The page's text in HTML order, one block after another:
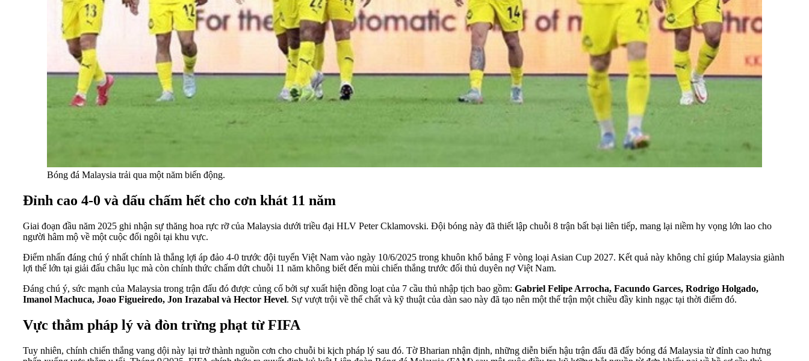
Bóng đá Malaysia trải qua một năm biến động.
Đỉnh cao 4-0 và dấu chấm hết cho cơn khát 11 năm
Giai đoạn đầu năm 2025 ghi nhận sự thăng hoa rực rỡ của Malaysia dưới triều đại HLV Peter Cklamovski. Đội bóng này đã thiết lập chuỗi 8 trận bất bại liên tiếp, mang lại niềm hy vọng lớn lao cho
người hâm mộ về một cuộc đổi ngôi tại khu vực.
Điểm nhấn đáng chú ý nhất chính là thắng lợi áp đảo 4-0 trước đội tuyển Việt Nam vào ngày 10/6/2025 trong khuôn khổ bảng F vòng loại Asian Cup 2027. Kết quả này không chỉ giúp Malaysia giành
lợi thế lớn tại giải đấu châu lục mà còn chính thức chấm dứt chuỗi 11 năm không biết đến mùi chiến thắng trước đối thủ duyên nợ Việt Nam.
Đáng chú ý, sức mạnh của Malaysia trong trận đấu đó được củng cố bởi sự xuất hiện đồng loạt của 7 cầu thủ nhập tịch bao gồm: Gabriel Felipe Arrocha, Facundo Garces, Rodrigo Holgado,
Imanol Machuca, Joao Figueiredo, Jon Irazabal và Hector Hevel. Sự vượt trội về thể chất và kỹ thuật của dàn sao này đã tạo nên một thế trận một chiều đầy kinh ngạc tại thời điểm đó.
Vực thẳm pháp lý và đòn trừng phạt từ FIFA
Tuy nhiên, chính chiến thắng vang dội này lại trở thành nguồn cơn cho chuỗi bi kịch pháp lý sau đó. Tờ Bharian nhận định, những diễn biến hậu trận đấu đã đẩy bóng đá Malaysia từ đỉnh cao hưng